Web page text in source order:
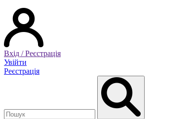
Вхід / Реєстрація
Увійти
Реєстрація